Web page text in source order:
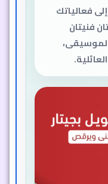
فعالياتك
فنيتان